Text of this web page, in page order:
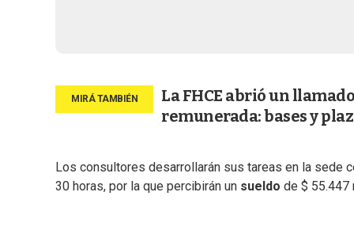
La FHCE abrió un
remunerada: bases y
Los consultores desarrollarán sus tareas en la sede
30 horas, por la que percibirán un sueldo de $ 55.447